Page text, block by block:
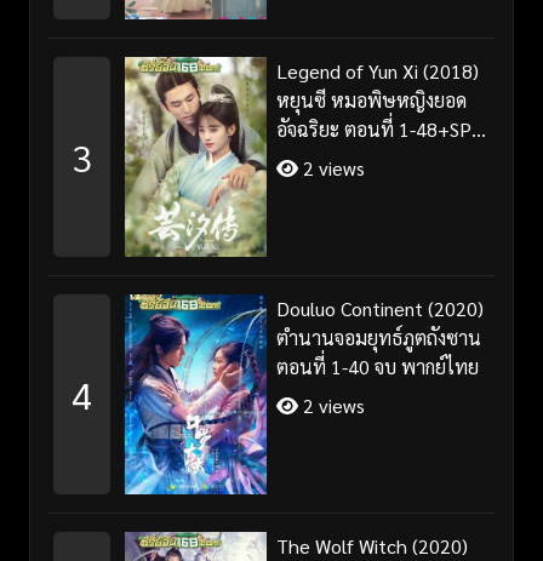
3
Legend of Yun Xi (2018)
หยุนซี หมอพิษหญิงยอด
อัจฉริยะ ตอนที่ 1-48+SP
จบ พากย์ไทย
2 views
4
Douluo Continent (2020)
ตำนานจอมยุทธ์ภูตถังซาน
ตอนที่ 1-40 จบ พากย์ไทย
2 views
The Wolf Witch (2020)